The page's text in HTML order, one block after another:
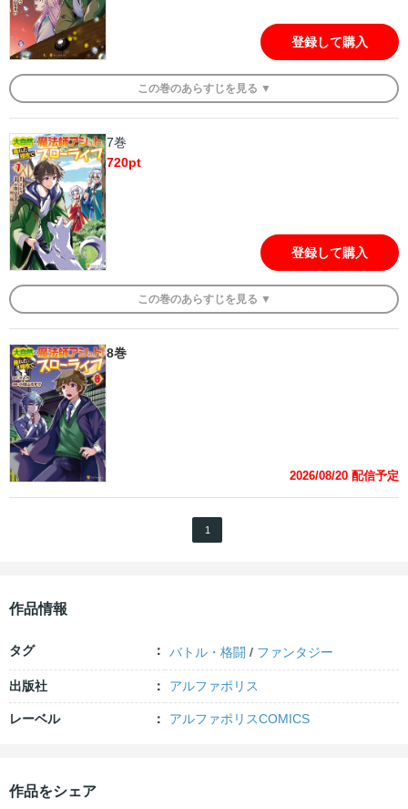
登録して購入
この巻のあらすじを 見る ▼
7巻
720pt
登録して購入
この巻のあらすじを 見る ▼
8巻
2026/08/20 配信予定
1
作品情報
タグ バトル・格闘 / ファンタジー
出版社 アルファポリス
レーベル アルファポリスCOMICS
作品をシェア